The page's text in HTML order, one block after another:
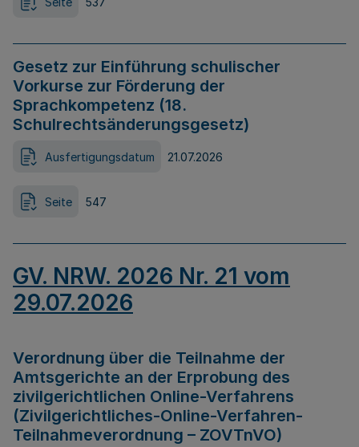
Gesetz zur Einführung schulischer
Vorkurse zur Förderung der
Sprachkompetenz (18.
Schulrechtsänderungsgesetz)
Ausfertigungsdatum 21.07.2026
Seite 547
GV. NRW. 2026 Nr. 21 vom
29.07.2026
Verordnung über die Teilnahme der
Amtsgerichte an der Erprobung des
zivilgerichtlichen Online-Verfahrens
(Zivilgerichtliches-Online-Verfahren-
Teilnahmeverordnung – ZOVTnVO)